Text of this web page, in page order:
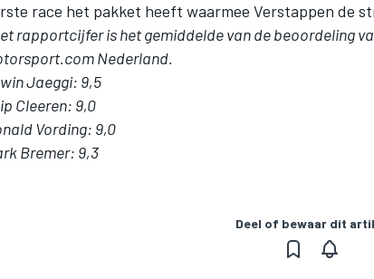
race het pakket heeft waarmee Verstappen de
rapportcijfer is het gemiddelde van de beoordeling
Nederland.
Jaeggi: 9,5
Cleeren: 9,0
Vording: 9,0
Bremer: 9,3
Deel of bewaar dit